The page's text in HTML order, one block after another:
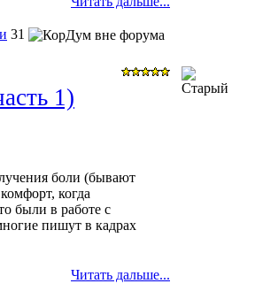
31
1)
боли (бывают
когда
были в работе с
пишут в кадрах
Читать дальше...